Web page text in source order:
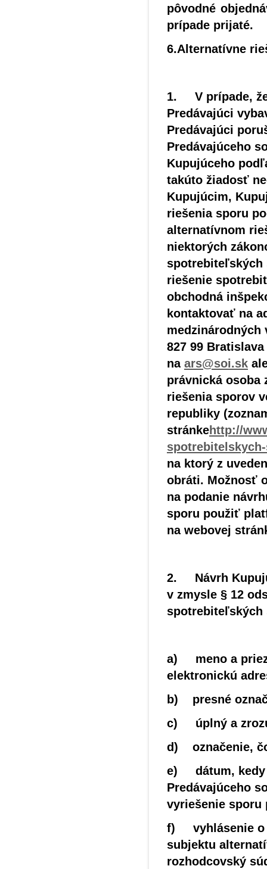
pôvodné
prípade prijaté.
6.Alternatívne
1. V prípade, že
Predávajúci
Predávajúci
Predávajúceho
Kupujúceho
takúto žiadosť
Kupujúcim,
riešenia sporu
alternatívnom
niektorých
spotrebiteľských
riešenie
obchodná
kontaktovať na
medzinárodných
827 99
na ars@soi.sk
právnická osoba
riešenia sporov
republiky
stránkehttp://
na ktorý z
obráti. Možnosť
na podanie
sporu použiť
na webovej
2. Návrh
v zmysle § 12
spotrebiteľských
a) meno a
elektronickú
b) presné
c) úplný a
d) označenie,
e) dátum, kedy
Predávajúceho
vyriešenie sporu
f) vyhlásenie o
subjektu
rozhodcovský